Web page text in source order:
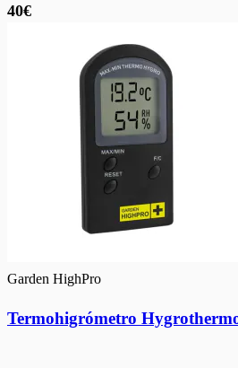
40€
Garden HighPro
Termohigrómetro